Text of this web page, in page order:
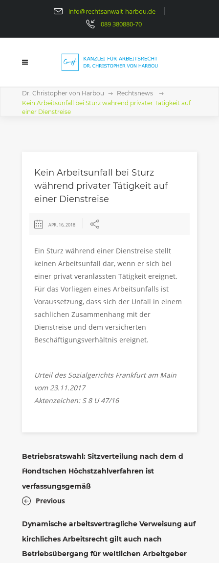
info@rechtsanwalt-harbou.de
089 380880-70
Dr. Christopher von Harbou
Rechtsnews
Kein Arbeitsunfall bei Sturz während privater Tätigkeit auf
einer Dienstreise
Kein Arbeitsunfall bei Sturz
während privater Tätigkeit auf
einer Dienstreise
APR. 16, 2018
Ein Sturz während einer Dienstreise stellt
keinen Arbeitsunfall dar, wenn er sich bei
einer privat veranlassten Tätigkeit ereignet.
Für das Vorliegen eines Arbeitsunfalls ist
Voraussetzung, dass sich der Unfall in einem
sachlichen Zusammenhang mit der
Dienstreise und dem versicherten
Beschäftigungsverhältnis ereignet.
Urteil des Sozialgerichts Frankfurt am Main
vom 23.11.2017
Aktenzeichen: S 8 U 47/16
Betriebsratswahl: Sitzverteilung nach dem d
´Hondtschen Höchstzahlverfahren ist
verfassungsgemäß
Previous
Dynamische arbeitsvertragliche Verweisung auf
kirchliches Arbeitsrecht gilt auch nach
Betriebsübergang für weltlichen Arbeitgeber